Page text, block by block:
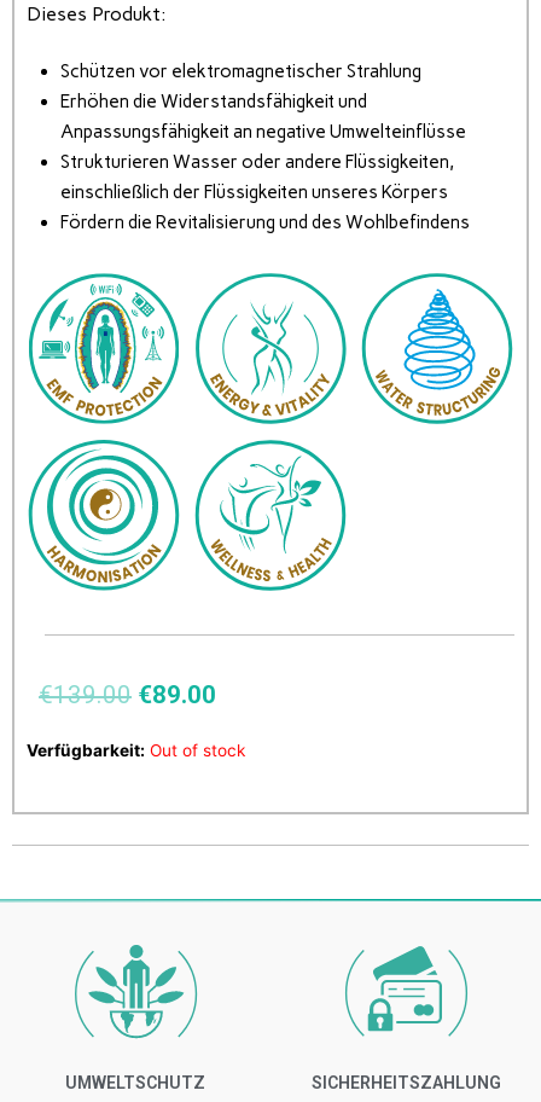
Dieses Produkt:
Schützen vor elektromagnetischer Strahlung
Erhöhen die Widerstandsfähigkeit und
Anpassungsfähigkeit an negative Umwelteinflüsse
Strukturieren Wasser oder andere Flüssigkeiten,
einschließlich der Flüssigkeiten unseres Körpers
Fördern die Revitalisierung und des Wohlbefindens
€139.00 €89.00
Verfügbarkeit: Out of stock
UMWELTSCHUTZ SICHERHEITSZAHLUNG